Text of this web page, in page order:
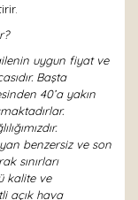
uygun fiyat ve
Başta
40’a yakın
benzersiz ve son
sınırları
kalite ve
açık hava